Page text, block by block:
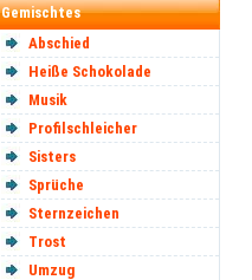
Gemischtes
Abschied
Heiße Schokolade
Musik
Profilschleicher
Sisters
Sprüche
Sternzeichen
Trost
Umzug